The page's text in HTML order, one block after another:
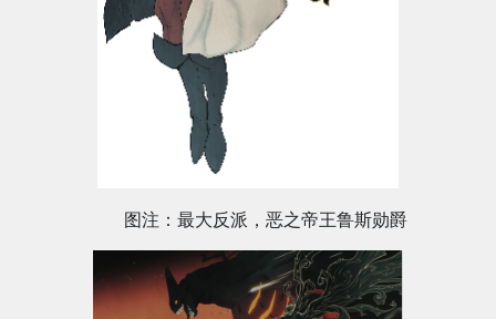
图注：最大反派，恶之帝王鲁斯勋爵